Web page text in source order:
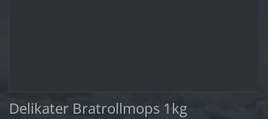
Delikater Bratrollmops 1kg